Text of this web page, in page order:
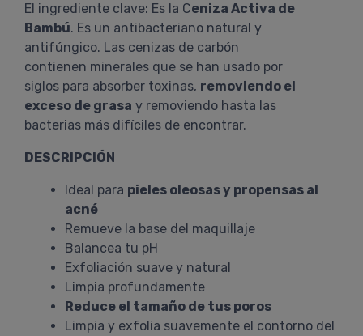
El ingrediente clave: Es la Ceniza Activa de
Bambú. Es un antibacteriano natural y
antifúngico. Las cenizas de carbón
contienen minerales que se han usado por
siglos para absorber toxinas, removiendo el
exceso de grasa y removiendo hasta las
bacterias más difíciles de encontrar.
DESCRIPCIÓN
Ideal para pieles oleosas y propensas al
acné
Remueve la base del maquillaje
Balancea tu pH
Exfoliación suave y natural
Limpia profundamente
Reduce el tamaño de tus poros
Limpia y exfolia suavemente el contorno del